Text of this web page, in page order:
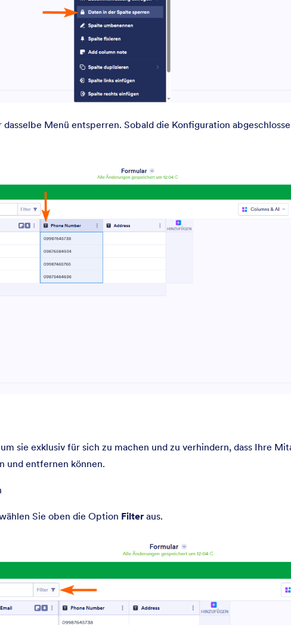
Menü entsperren. Sobald die Konfiguration
sie exklusiv für sich zu machen und zu verhindern, dass Ihre
und entfernen können.
Sie oben die Option Filter aus.